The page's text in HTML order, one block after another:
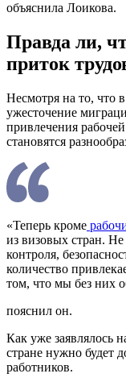
объяснила Лоикова.
Правда ли,
приток
Несмотря на то, что
ужесточение
привлечения
становятся
«Теперь кроме
из визовых стран.
контроля,
количество
том, что мы без них
пояснил он.
Как уже заявлялось
стране нужно будет
работников.